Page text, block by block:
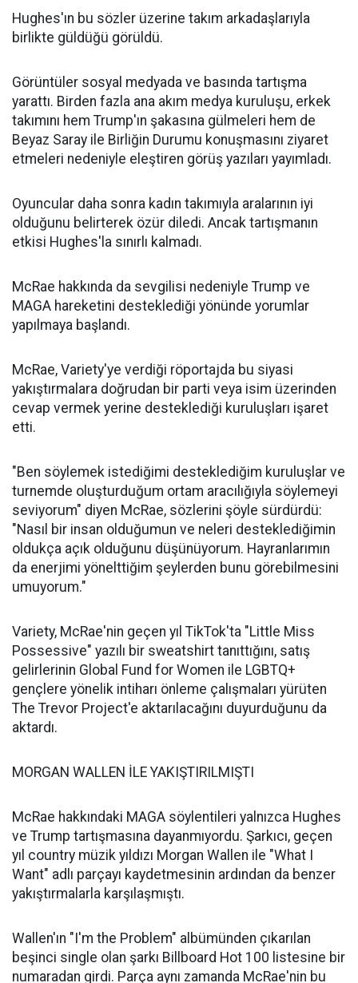
Hughes'ın bu sözler üzerine takım arkadaşlarıyla
birlikte güldüğü görüldü.
Görüntüler sosyal medyada ve basında tartışma
yarattı. Birden fazla ana akım medya kuruluşu, erkek
takımını hem Trump'ın şakasına gülmeleri hem de
Beyaz Saray ile Birliğin Durumu konuşmasını ziyaret
etmeleri nedeniyle eleştiren görüş yazıları yayımladı.
Oyuncular daha sonra kadın takımıyla aralarının iyi
olduğunu belirterek özür diledi. Ancak tartışmanın
etkisi Hughes'la sınırlı kalmadı.
McRae hakkında da sevgilisi nedeniyle Trump ve
MAGA hareketini desteklediği yönünde yorumlar
yapılmaya başlandı.
McRae, Variety'ye verdiği röportajda bu siyasi
yakıştırmalara doğrudan bir parti veya isim üzerinden
cevap vermek yerine desteklediği kuruluşları işaret
etti.
"Ben söylemek istediğimi desteklediğim kuruluşlar ve
turnemde oluşturduğum ortam aracılığıyla söylemeyi
seviyorum" diyen McRae, sözlerini şöyle sürdürdü:
"Nasıl bir insan olduğumun ve neleri desteklediğimin
oldukça açık olduğunu düşünüyorum. Hayranlarımın
da enerjimi yönelttiğim şeylerden bunu görebilmesini
umuyorum."
Variety, McRae'nin geçen yıl TikTok'ta "Little Miss
Possessive" yazılı bir sweatshirt tanıttığını, satış
gelirlerinin Global Fund for Women ile LGBTQ+
gençlere yönelik intiharı önleme çalışmaları yürüten
The Trevor Project'e aktarılacağını duyurduğunu da
aktardı.
MORGAN WALLEN İLE YAKIŞTIRILMIŞTI
McRae hakkındaki MAGA söylentileri yalnızca Hughes
ve Trump tartışmasına dayanmıyordu. Şarkıcı, geçen
yıl country müzik yıldızı Morgan Wallen ile "What I
Want" adlı parçayı kaydetmesinin ardından da benzer
yakıştırmalarla karşılaşmıştı.
Wallen'ın "I'm the Problem" albümünden çıkarılan
beşinci single olan şarkı Billboard Hot 100 listesine bir
numaradan girdi. Parça aynı zamanda McRae'nin bu